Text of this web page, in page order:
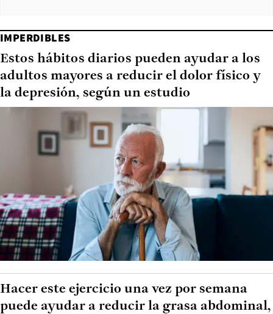
IMPERDIBLES
Estos hábitos diarios pueden ayudar a los
adultos mayores a reducir el dolor físico y
la depresión, según un estudio
Hacer este ejercicio una vez por semana
puede ayudar a reducir la grasa abdominal,